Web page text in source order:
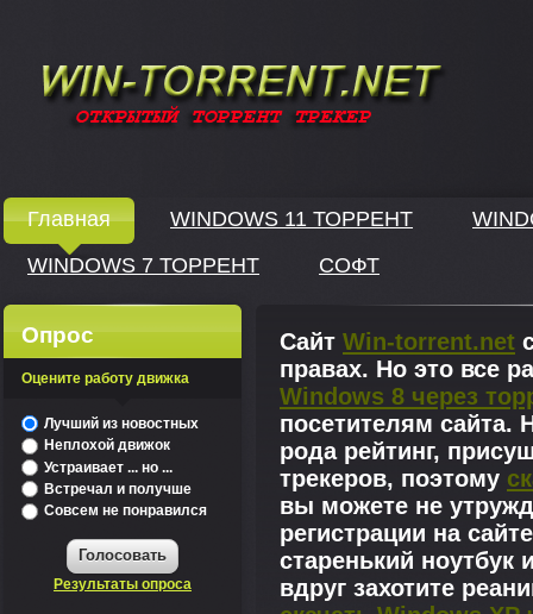
Главная WINDOWS 11 ТОРРЕНТ
WINDOWS 7 ТОРРЕНТ
СОФТ
Сайт Win-torrent.net
правах. Но это все
Windows 8 через
посетителям сайта.
рода рейтинг,
трекеров, поэтому
вы можете не
регистрации на
старенький
вдруг захотите
Опрос
Оцените работу движка
Лучший из новостных
Неплохой движок
Устраивает ... но ...
Встречал и получше
Совсем не понравился
Голосовать
Результаты опроса